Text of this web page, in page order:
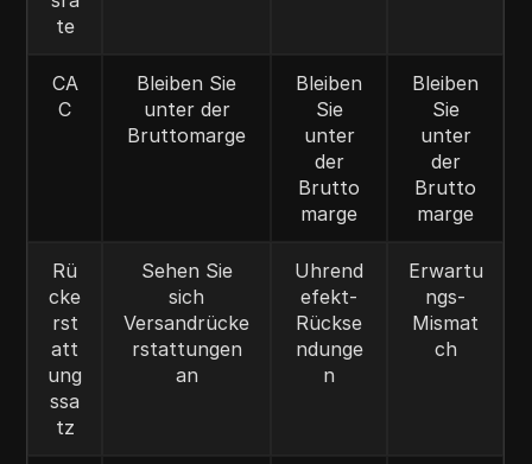
te
CA
C
Bleiben Sie
unter der
Bruttomarge
Bleiben
Sie
unter
der
Brutto
marge
Bleiben
Sie
unter
der
Brutto
marge
Rü
cke
rst
att
ung
ssa
tz
Sehen Sie
sich
Versandrücke
rstattungen
an
Uhrend
efekt-
Rückse
ndunge
n
Erwartu
ngs-
Mismat
ch